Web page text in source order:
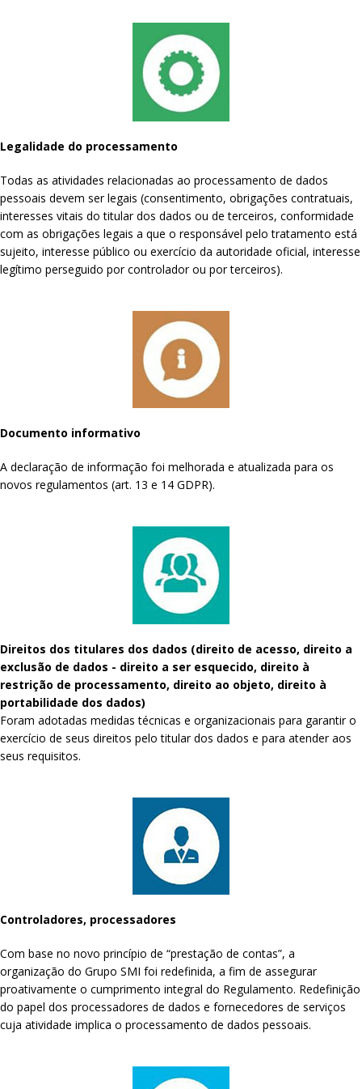
Legalidade do processamento
Todas as atividades relacionadas ao processamento de dados
pessoais devem ser legais (consentimento, obrigações contratuais,
interesses vitais do titular dos dados ou de terceiros, conformidade
com as obrigações legais a que o responsável pelo tratamento está
sujeito, interesse público ou exercício da autoridade oficial, interesse
legítimo perseguido por controlador ou por terceiros).
Documento informativo
A declaração de informação foi melhorada e atualizada para os
novos regulamentos (art. 13 e 14 GDPR).
Direitos dos titulares dos dados (direito de acesso, direito a
exclusão de dados - direito a ser esquecido, direito à
restrição de processamento, direito ao objeto, direito à
portabilidade dos dados)
Foram adotadas medidas técnicas e organizacionais para garantir o
exercício de seus direitos pelo titular dos dados e para atender aos
seus requisitos.
Controladores, processadores
Com base no novo princípio de “prestação de contas”, a
organização do Grupo SMI foi redefinida, a fim de assegurar
proativamente o cumprimento integral do Regulamento. Redefinição
do papel dos processadores de dados e fornecedores de serviços
cuja atividade implica o processamento de dados pessoais.